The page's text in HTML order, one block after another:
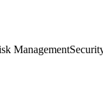
Management